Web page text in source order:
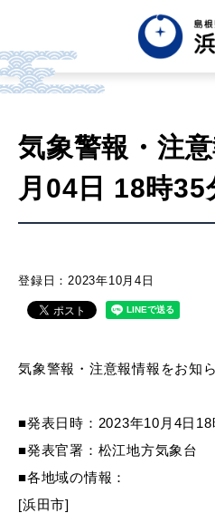
한글 Tiếng
市政情報
くらし・手続き・
産業・ビジネス
教育・文化・
気象警報・注
月04日 18時35
登録日：2023年10月4日
気象警報・注意報情報をお知
■発表日時：2023年10月4日18
■発表官署：松江地方気象台
■各地域の情報：
[浜田市]